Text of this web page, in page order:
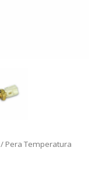
/ Pera Temperatura